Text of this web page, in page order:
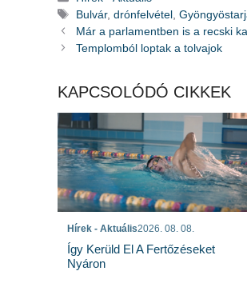
Címkék
Bulvár,drónfelvétel ,
Már a parlamentben is a recski
Templomból loptak a tolvajok
KAPCSOLÓDÓ CIKKEK
Hírek - Aktuális2026. 08. 08.
Így Kerüld El A Fertőzéseket
Nyáron